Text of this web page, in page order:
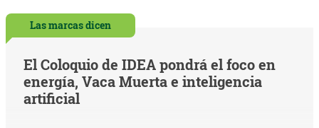
Las marcas dicen
El Coloquio de IDEA pondrá el foco en
energía, Vaca Muerta e inteligencia
artificial